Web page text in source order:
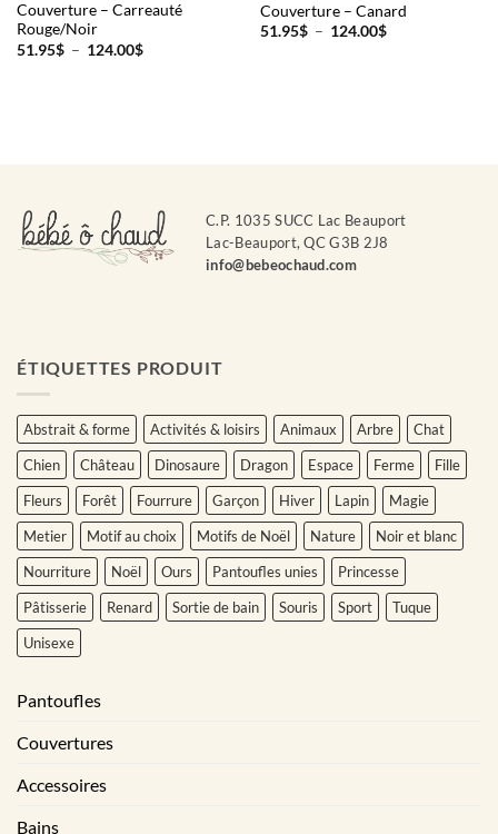
Couverture – Carreauté
Rouge/Noir
51.95$ – 124.00$Plage
Couverture – Canard
51.95$ – 124.00$Plage
C.P. 1035 SUCC Lac Beauport
Lac-Beauport, QC G3B 2J8
info@bebeochaud.com
ÉTIQUETTES PRODUIT
Abstrait & forme Activités & loisirs Animaux Arbre
Chat
Chien
Château Dinosaure Dragon Espace Ferme
Fille
Fleurs
Forêt Fourrure Garçon Hiver Lapin
Magie
Metier
Motif au choix Motifs de Noël Nature
Noir et blanc
Nourriture
Noël Ours Pantoufles unies
Princesse
Pâtisserie
Renard Sortie de bain Souris Sport
Tuque
Unisexe
Pantoufles
Couvertures
Accessoires
Bains